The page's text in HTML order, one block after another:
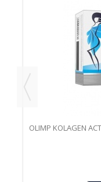
OLIMP KOLAGEN